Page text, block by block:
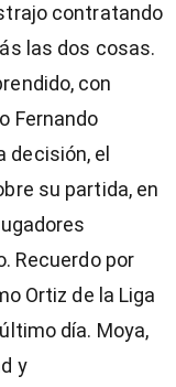
contratando
las dos cosas.
con
Fernando
decisión, el
su partida, en
Recuerdo por
Ortiz de la Liga
día. Moya,
y